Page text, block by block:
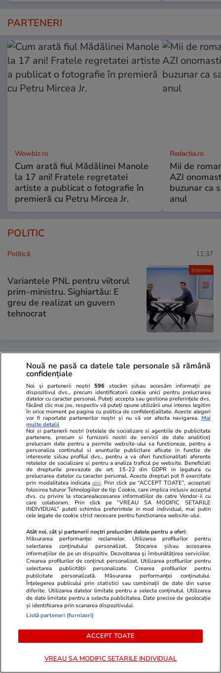
PARTENERI
Wowbiz.ro
Cum arată fiul Mădălinei Manole
la 17 ani! Fratele regretatei
artiste a publicat o fotografie în
premieră cu Petru Mircea Jr.
Redactia.ro
Mii de
AZI
buzunar ca
anul
POLITIC
Interviu
Politică 11:37
Variantele PNL pentru viitorul
prim-ministru. Sighiartău: E
greu de realizat un guvern
tehnocrat
Sorin Grindeanu, despre o
alianță PSD – AUR: „Nu
exclud… Am respect pentru
votanți și pentru români”
PARTENERI
ZiaruldeIasi.ro
Proiectul imobiliar pregătit lângă
Lidl Moara de Foc este scos la
vânzare. Dezvoltatorul este
asociat în piață cu un alt proiect
Fanatik.ro
League. Cu
are loc
Nouă ne pasă ca datele tale personale să rămână
confidențiale
Noi și partenerii noștri 596 stocăm și/sau accesăm informații pe
dispozitivul dvs., precum identificatorii cookie unici pentru prelucrarea
datelor cu caracter personal. Puteți accepta sau gestiona preferințele dvs.
făcând clic mai jos, respectiv vă puteți opune utilizării unui interes legitim
în orice moment pe pagina cu politica de confidențialitate. Aceste alegeri
vor fi raportate partenerilor noștri și nu vă vor afecta navigarea. Mai
multe detalii
Noi si partenerii nostri (retelele de socializare si agentiile de publicitate
partenere, precum si furnizorii nostri de servicii de date analitice)
prelucram date pentru a permite website-ului sa functioneze, pentru a
personaliza continutul si anunturile publicitare afisate in functie de
interesele si/sau profilul dvs., pentru a va oferi functionalitati aferente
retelelor de socializare si pentru a analiza traficul pe website. Beneficiati
de drepturile prevazute de art. 15-22 din GDPR in legatura cu
prelucrarea datelor cu caracter personal. Aceste drepturi pot fi exercitate
prin modalitatea indicataaici. Prin click pe “ACCEPT TOATE”, acceptati
folosirea tuturor Tehnologiilor de tip Cookie, care implica inclusiv acceptul
dvs. cu privire la stocarea/accesarea informatiilor de catre Vendor-ii cu
care colaboram. Prin click pe “VREAU SA MODIFIC SETARILE
INDIVIDUAL” puteti schimba preferintele in mod individual, mai putin
cele legate de cookie strict necesare pentru functionarea website-ului.
Atât noi, cât și partenerii noștri prelucrăm datele pentru a oferi:
Măsurarea performanței reclamelor. Utilizarea profilurilor pentru
selectarea conținutului personalizat. Stocarea și/sau accesarea
informațiilor de pe un dispozitiv. Dezvoltarea și îmbunătățirea serviciilor.
Crearea profilurilor de conținut personalizat. Utilizarea profilurilor pentru
selectarea publicității personalizate. Crearea profilurilor pentru
publicitate personalizată. Măsurarea performanței conținutului.
Înțelegerea publicului prin statistici sau combinații de date din surse
diferite. Utilizarea datelor limitate pentru a selecta conținutul. Utilizarea
de date limitate pentru a selecta publicitatea. Date precise de geolocație
și identificarea prin scanarea dispozitivului.
Listă parteneri (furnizori)
ACCEPT TOATE
VREAU SA MODIFIC SETARILE INDIVIDUAL